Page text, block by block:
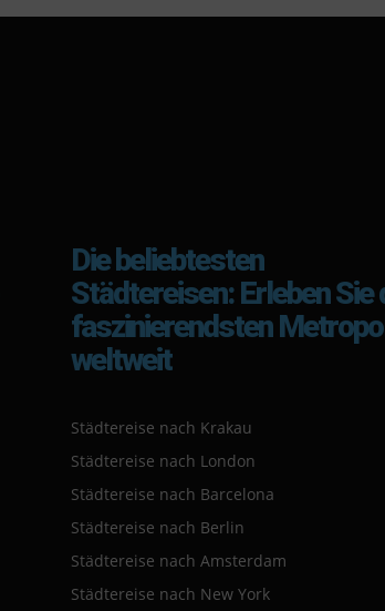
Die beliebtesten
Städtereisen: Erleben Sie
faszinierendsten
weltweit
Städtereise nach Krakau
Städtereise nach London
Städtereise nach Barcelona
Städtereise nach Berlin
Städtereise nach Amsterdam
Städtereise nach New York